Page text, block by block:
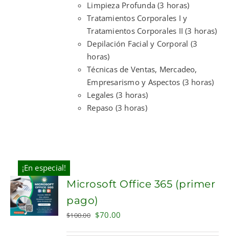
Limpieza Profunda (3 horas)
Tratamientos Corporales I y
Tratamientos Corporales II (3 horas)
Depilación Facial y Corporal (3
horas)
Técnicas de Ventas, Mercadeo,
Empresarismo y Aspectos (3 horas)
Legales (3 horas)
Repaso (3 horas)
¡En especial!
BUY
Microsoft Office 365 (primer
pago)
$100.00 Original
$70.00